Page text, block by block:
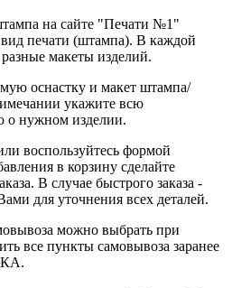
на сайте "Печати №1"
печати (штампа). В каждой
макеты изделий.
оснастку и макет штампа/
укажите всю
о нужном изделии.
воспользуйтесь формой
в корзину сделайте
В случае быстрого заказа -
для уточнения всех деталей.
можно выбрать при
все пункты самовывоза заранее